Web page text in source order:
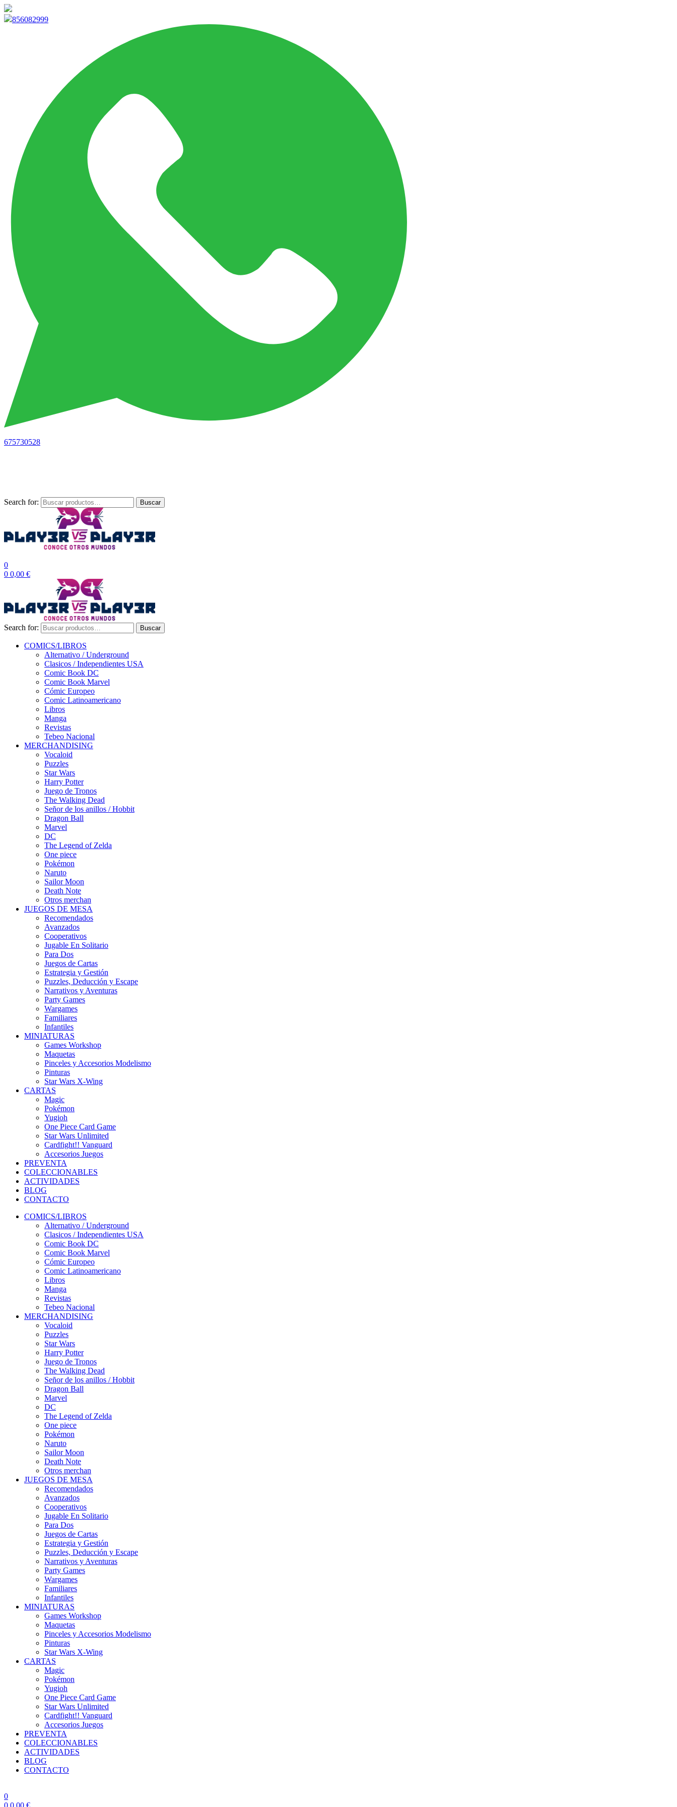
856082999
675730528
Search for: Buscar
0
0 0,00 €
Search for: Buscar
COMICS/LIBROS
Alternativo / Underground
Clasicos / Independientes USA
Comic Book DC
Comic Book Marvel
Cómic Europeo
Comic Latinoamericano
Libros
Manga
Revistas
Tebeo Nacional
MERCHANDISING
Vocaloid
Puzzles
Star Wars
Harry Potter
Juego de Tronos
The Walking Dead
Señor de los anillos / Hobbit
Dragon Ball
Marvel
DC
The Legend of Zelda
One piece
Pokémon
Naruto
Sailor Moon
Death Note
Otros merchan
JUEGOS DE MESA
Recomendados
Avanzados
Cooperativos
Jugable En Solitario
Para Dos
Juegos de Cartas
Estrategia y Gestión
Puzzles, Deducción y Escape
Narrativos y Aventuras
Party Games
Wargames
Familiares
Infantiles
MINIATURAS
Games Workshop
Maquetas
Pinceles y Accesorios Modelismo
Pinturas
Star Wars X-Wing
CARTAS
Magic
Pokémon
Yugioh
One Piece Card Game
Star Wars Unlimited
Cardfight!! Vanguard
Accesorios Juegos
PREVENTA
COLECCIONABLES
ACTIVIDADES
BLOG
CONTACTO
COMICS/LIBROS
Alternativo / Underground
Clasicos / Independientes USA
Comic Book DC
Comic Book Marvel
Cómic Europeo
Comic Latinoamericano
Libros
Manga
Revistas
Tebeo Nacional
MERCHANDISING
Vocaloid
Puzzles
Star Wars
Harry Potter
Juego de Tronos
The Walking Dead
Señor de los anillos / Hobbit
Dragon Ball
Marvel
DC
The Legend of Zelda
One piece
Pokémon
Naruto
Sailor Moon
Death Note
Otros merchan
JUEGOS DE MESA
Recomendados
Avanzados
Cooperativos
Jugable En Solitario
Para Dos
Juegos de Cartas
Estrategia y Gestión
Puzzles, Deducción y Escape
Narrativos y Aventuras
Party Games
Wargames
Familiares
Infantiles
MINIATURAS
Games Workshop
Maquetas
Pinceles y Accesorios Modelismo
Pinturas
Star Wars X-Wing
CARTAS
Magic
Pokémon
Yugioh
One Piece Card Game
Star Wars Unlimited
Cardfight!! Vanguard
Accesorios Juegos
PREVENTA
COLECCIONABLES
ACTIVIDADES
BLOG
CONTACTO
0
0 0,00 €